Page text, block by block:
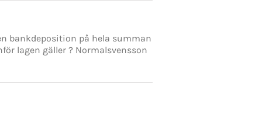
bankdeposition på hela summan
lagen gäller ? Normalsvensson